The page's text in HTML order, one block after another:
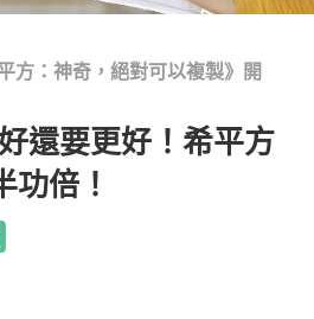
方：神奇，絕對可以複製》開
還要更好！希平方
功倍！